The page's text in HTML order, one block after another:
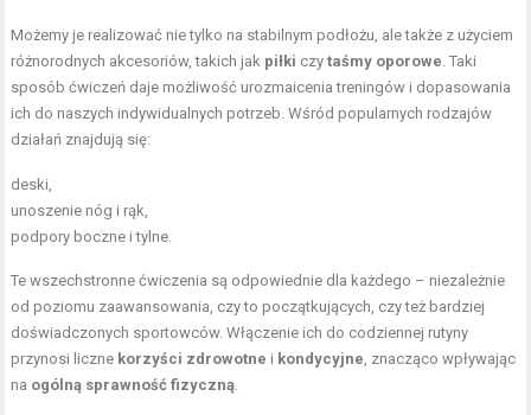
Możemy je realizować nie tylko na stabilnym podłożu, ale także z użyciem
różnorodnych akcesoriów, takich jak piłki czytaśmy oporowe. Taki
sposób ćwiczeń daje możliwość urozmaicenia treningów i dopasowania
ich do naszych indywidualnych potrzeb. Wśród popularnych rodzajów
działań znajdują się:
deski,
unoszenie nóg i rąk,
podpory boczne i tylne.
Te wszechstronne ćwiczenia są odpowiednie dla każdego – niezależnie
od poziomu zaawansowania, czy to początkujących, czy też bardziej
doświadczonych sportowców. Włączenie ich do codziennej rutyny
przynosi liczne korzyści zdrowotne i kondycyjne, znacząco wpływając
na ogólną sprawność fizyczną.